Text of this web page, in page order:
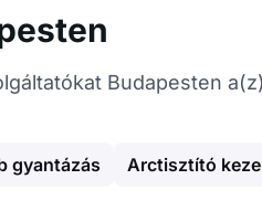
Budapesten
gyantázás Arctisztító